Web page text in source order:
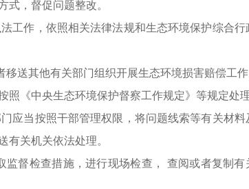
式，督促问题整改。
工作，依照相关法律法规和生态环境保护综合行
送其他有关部门组织开展生态环境损害赔偿工作
《中央生态环境保护督察工作规定》等规定处理
应当按照干部管理权限，将问题线索等有关材料
关机关依法处理。
督检查措施，进行现场检查，
查阅或者复制有